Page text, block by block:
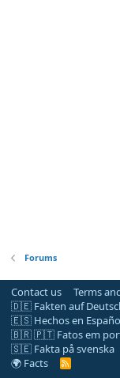
Forums
Contact us Terms
🇩🇪 Fakten auf
🇪🇸 Hechos en
🇧🇷 🇵🇹 Fatos em
🇸🇪 Fakta på svenska
🌍 Facts
R